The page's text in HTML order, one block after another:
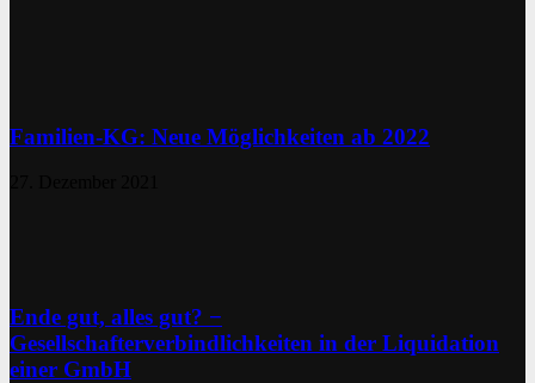
Familien-KG: Neue Möglichkeiten ab 2022
Ende gut, alles gut? −
Gesellschafterverbindlichkeiten in der Liquidation
einer GmbH